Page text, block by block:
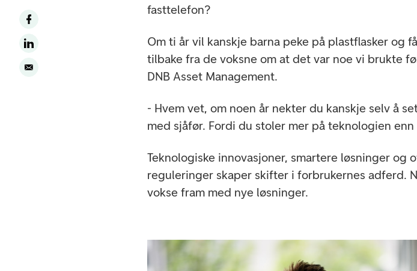
fasttelefon?
Om ti år vil kanskje barna peke på plastflasker og
tilbake fra de voksne om at det var noe vi brukte
DNB Asset Management.
- Hvem vet, om noen år nekter du kanskje selv å
med sjåfør. Fordi du stoler mer på teknologien enn
Teknologiske innovasjoner, smartere løsninger og
reguleringer skaper skifter i forbrukernes adferd.
vokse fram med nye løsninger.